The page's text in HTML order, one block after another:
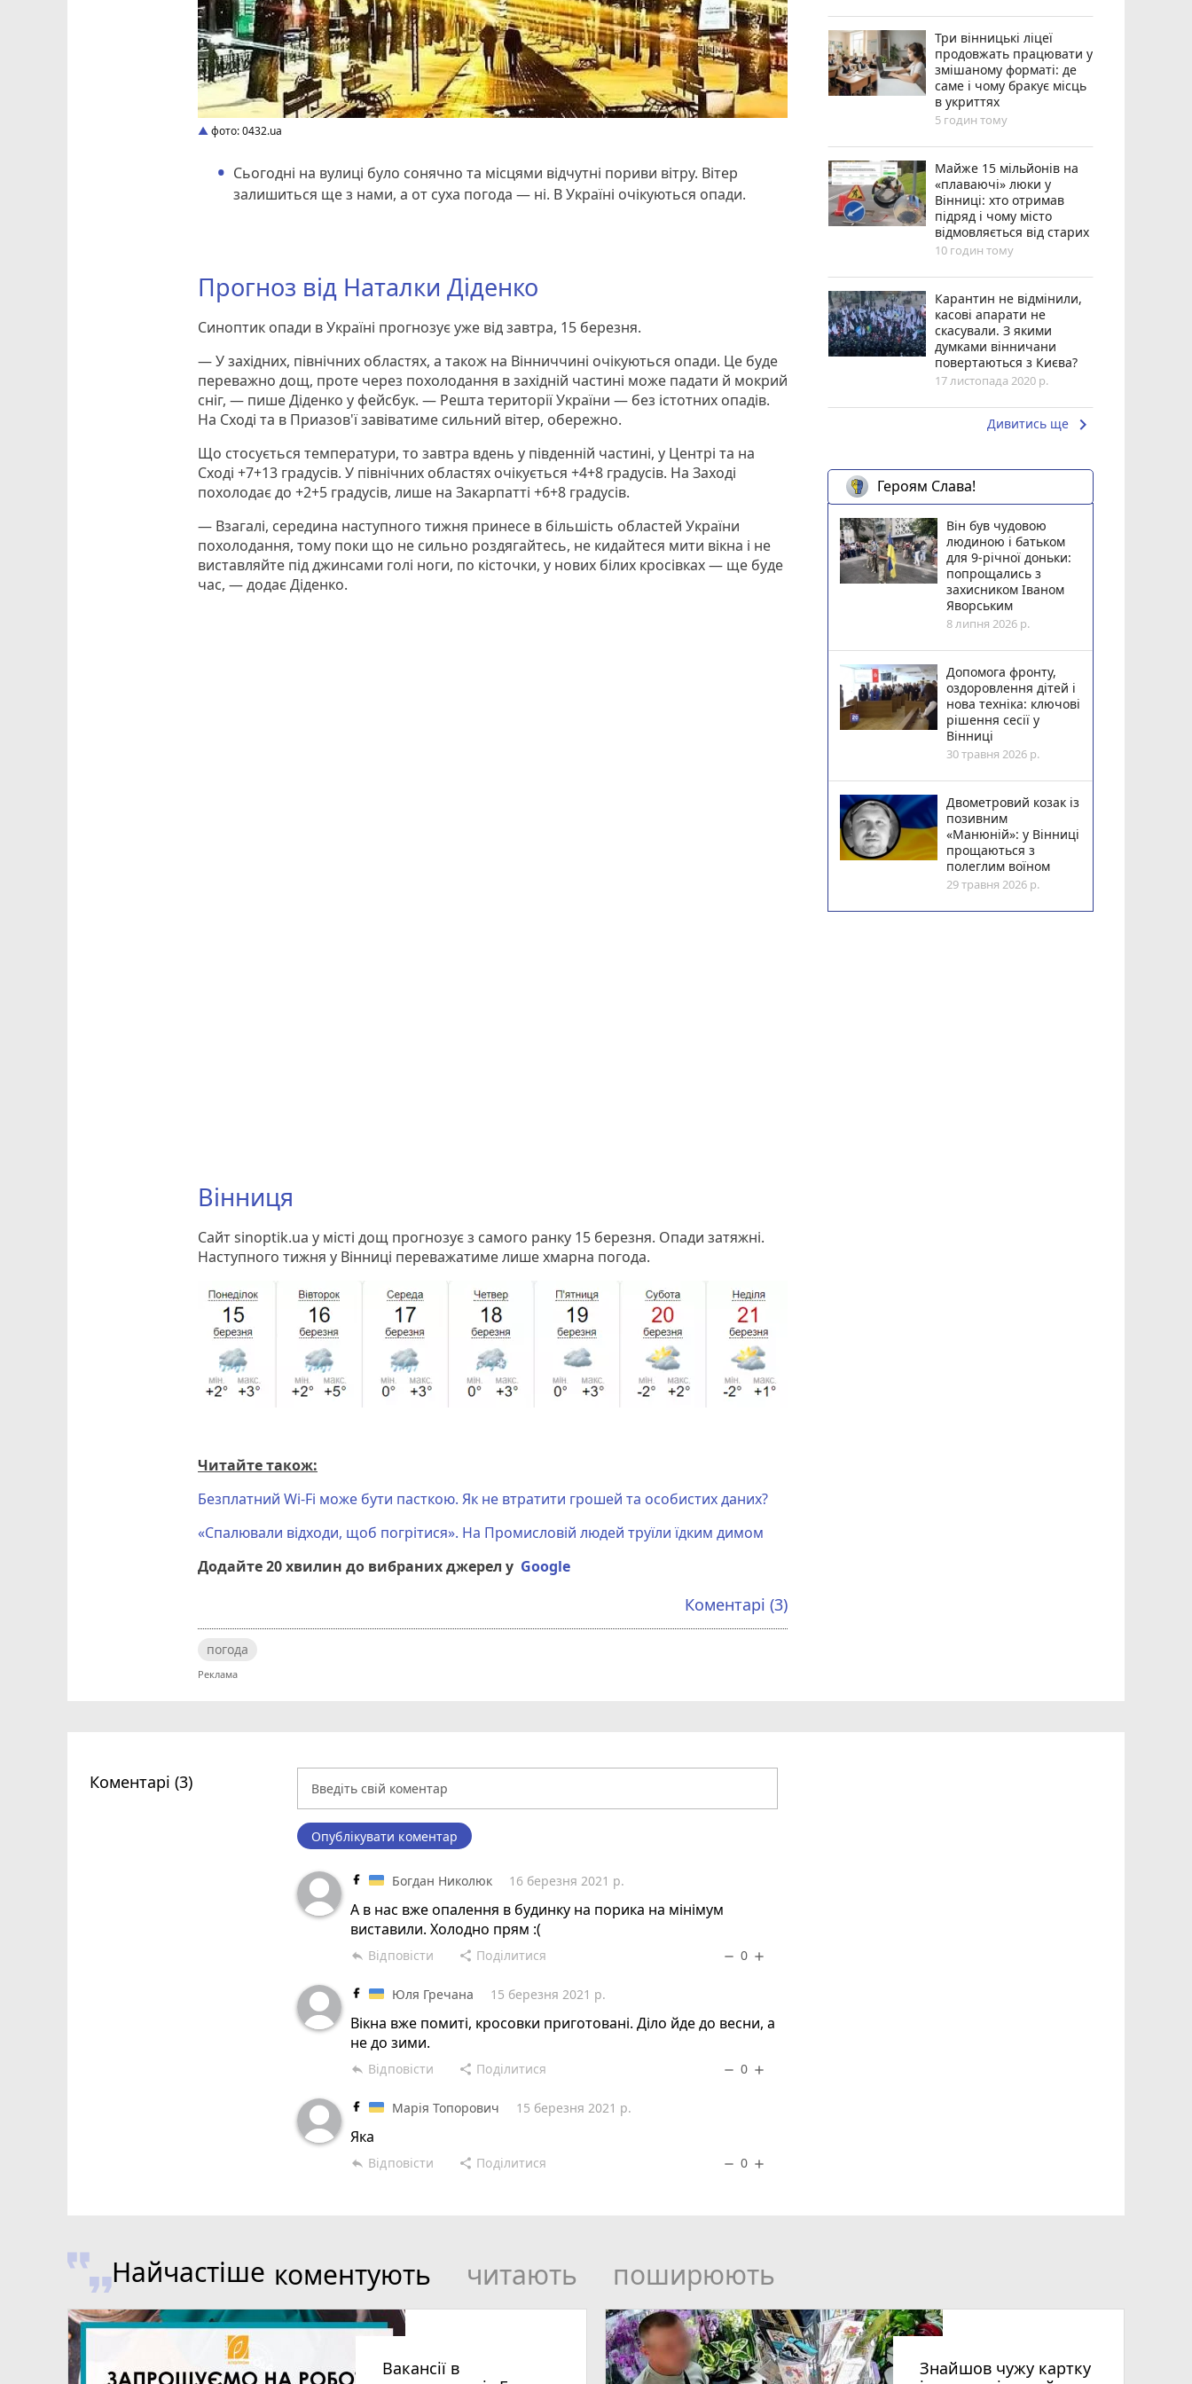
фото: 0432.ua
Сьогодні на вулиці було сонячно та місцями відчутні пориви вітру. Вітер
залишиться ще з нами, а от суха погода — ні. В Україні очікуються опади.
Прогноз від Наталки Діденко
Синоптик опади в Україні прогнозує уже від завтра, 15 березня.
— У західних, північних областях, а також на Вінниччині очікуються опади. Це буде
переважно дощ, проте через похолодання в західній частині може падати й мокрий
сніг, — пише Діденко у фейсбук. — Решта території України — без істотних опадів.
На Сході та в Приазов'ї завіватиме сильний вітер, обережно.
Що стосується температури, то завтра вдень у південній частині, у Центрі та на
Сході +7+13 градусів. У північних областях очікується +4+8 градусів. На Заході
похолодає до +2+5 градусів, лише на Закарпатті +6+8 градусів.
— Взагалі, середина наступного тижня принесе в більшість областей України
похолодання, тому поки що не сильно роздягайтесь, не кидайтеся мити вікна і не
виставляйте під джинсами голі ноги, по кісточки, у нових білих кросівках — ще буде
час, — додає Діденко.
Вінниця
Сайт sinoptik.ua у місті дощ прогнозує з самого ранку 15 березня. Опади затяжні.
Наступного тижня у Вінниці переважатиме лише хмарна погода.
Читайте також:
Безплатний Wi-Fi може бути пасткою. Як не втратити грошей та особистих даних?
«Спалювали відходи, щоб погрітися». На Промисловій людей труїли їдким димом
Додайте 20 хвилин до вибраних джерел у Google
Коментарі (3)
погода
Три вінницькі ліцеї
продовжать працювати у
змішаному форматі: де
саме і чому бракує місць
в укриттях
5 годин тому
Майже 15 мільйонів на
«плаваючі» люки у
Вінниці: хто отримав
підряд і чому місто
відмовляється від старих
10 годин тому
Карантин не відмінили,
касові апарати не
скасували. З якими
думками вінничани
повертаються з Києва?
17 листопада 2020 р.
Дивитись ще keyboard_arrow_right
Героям Слава!
Він був чудовою
людиною і батьком
для 9-річної доньки:
попрощались з
захисником Іваном
Яворським
8 липня 2026 р.
Допомога фронту,
оздоровлення дітей і
нова техніка: ключові
рішення сесії у
Вінниці
30 травня 2026 р.
Двометровий козак із
позивним
«Манюній»: у Вінниці
прощаються з
полеглим воїном
29 травня 2026 р.
Коментарі (3)
Опублікувати коментар
Богдан Николюк 16 березня 2021 р.
А в нас вже опалення в будинку на порика на мінімум
виставили. Холодно прям :(
reply Відповісти share Поділитися remove 0 add
Юля Гречана 15 березня 2021 р.
Вікна вже помиті, кросовки приготовані. Діло йде до весни, а
не до зими.
reply Відповісти share Поділитися remove 0 add
Марія Топорович 15 березня 2021 р.
Яка
reply Відповісти share Поділитися remove 0 add
Найчастіше коментують читають поширюють
Вакансії в
Знайшов чужу картку